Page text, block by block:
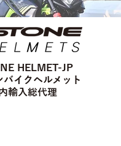
HELMET-JP
バイクヘルメット
輸入総代理